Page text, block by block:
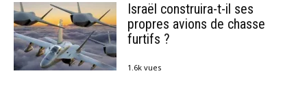
Israël construira-t-il ses
propres avions de chasse
furtifs ?
1.6k vues